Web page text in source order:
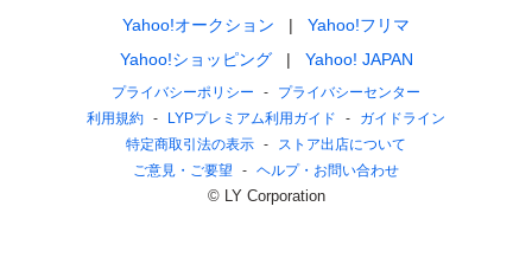
Yahoo!オークション
Yahoo!フリマ
Yahoo!ショッピング
Yahoo! JAPAN
プライバシーポリシー
プライバシーセンター
利用規約
LYPプレミアム利用ガイド
ガイドライン
特定商取引法の表示
ストア出店について
ご意見・ご要望
ヘルプ・お問い合わせ
© LY Corporation